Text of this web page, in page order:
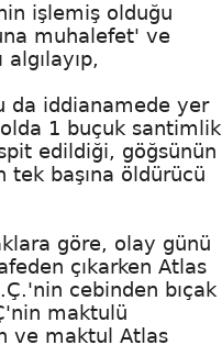
işlemiş olduğu
muhalefet' ve
da iddianamede yer
1 buçuk santimlik
edildiği, göğsünün
tek başına öldürücü
göre, olay günü
çıkarken Atlas
cebinden bıçak
maktulü
ve maktul Atlas